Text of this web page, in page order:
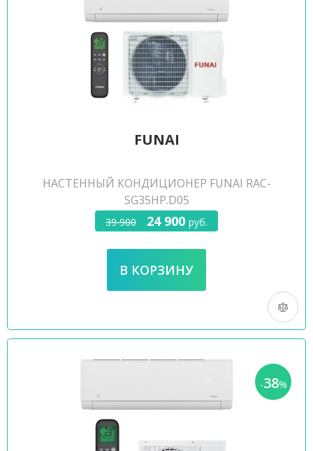
FUNAI
НАСТЕННЫЙ КОНДИЦИОНЕР FUNAI RAC-
SG35HP.D05
39 900 24 900 руб.
-38%